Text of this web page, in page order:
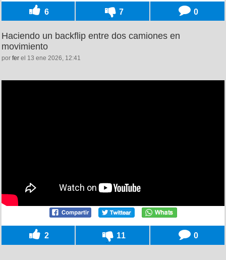
6 7 0
Haciendo un backflip entre dos camiones en
movimiento
por fer el 13 ene 2026, 12:41
2 11 0